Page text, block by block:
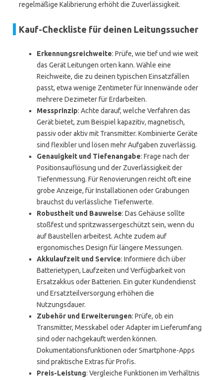
regelmäßige Kalibrierung erhöht die Zuverlässigkeit.
Kauf-Checkliste für deinen Leitungssucher
Erkennungsreichweite: Prüfe, wie tief und wie weit
das Gerät Leitungen orten kann. Wähle eine
Reichweite, die zu deinen typischen Einsatzfällen
passt, etwa wenige Zentimeter für Innenwände oder
mehrere Dezimeter für Erdarbeiten.
Messprinzip: Achte darauf, welche Verfahren das
Gerät bietet, zum Beispiel kapazitiv, magnetisch,
passiv oder aktiv mit Transmitter. Kombinierte Geräte
sind flexibler und lösen mehr Aufgaben zuverlässig.
Genauigkeit und Tiefenangabe: Frage nach der
Positionsauflösung und der Zuverlässigkeit der
Tiefenmessung. Für Renovierungen reicht oft eine
grobe Anzeige, für Installationen oder Grabungen
brauchst du verlässliche Tiefenwerte.
Robustheit und Bauweise: Das Gehäuse sollte
stoßfest und spritzwassergeschützt sein, wenn du
auf Baustellen arbeitest. Achte zudem auf
ergonomisches Design für längere Messungen.
Akkulaufzeit und Service: Informiere dich über
Batterietypen, Laufzeiten und Verfügbarkeit von
Ersatzakkus oder Batterien. Ein guter Kundendienst
und Ersatzteilversorgung erhöhen die
Nutzungsdauer.
Zubehör und Erweiterungen: Prüfe, ob ein
Transmitter, Messkabel oder Adapter im Lieferumfang
sind oder nachgekauft werden können.
Dokumentationsfunktionen oder Smartphone-Apps
sind praktische Extras für Profis.
Preis-Leistung: Vergleiche Funktionen im Verhältnis